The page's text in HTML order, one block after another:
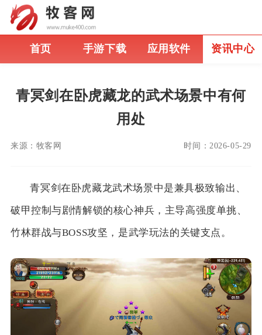
首页 手游下载 应用软件 资讯中心
青冥剑在卧虎藏龙的武术场景中有何
用处
来源： 牧客网 时间： 2026-05-29
青冥剑在卧虎藏龙武术场景中是兼具极致输出、
破甲控制与剧情解锁的核心神兵，主导高强度单挑、
竹林群战与BOSS攻坚，是武学玩法的关键支点。